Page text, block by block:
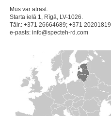
Mūs var atrast:
Starta ielā 1, Rīgā, LV-1026.
Tālr.: +371 26664689; +371 20201819
e-pasts: info@specteh-rd.com